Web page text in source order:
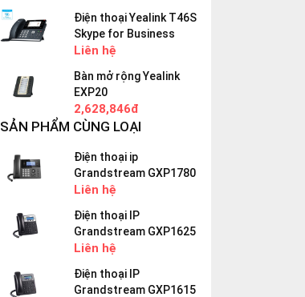
Điện thoại Yealink T46S
Skype for Business
Liên hệ
Bàn mở rộng Yealink
EXP20
2,628,846đ
SẢN PHẨM CÙNG LOẠI
Điện thoại ip
Grandstream GXP1780
Liên hệ
Điện thoại IP
Grandstream GXP1625
Liên hệ
Điện thoại IP
Grandstream GXP1615